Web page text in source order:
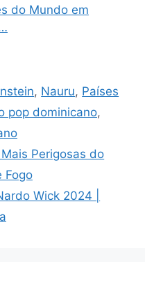
do Mundo em
, Nauru, Países
pop dominicano,
Perigosas do
Fogo
Wick 2024 |